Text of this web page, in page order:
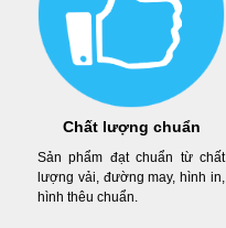
Chất lượng chuẩn
Sản phẩm đạt chuẩn từ chất
lượng vải, đường may, hình in,
hình thêu chuẩn.